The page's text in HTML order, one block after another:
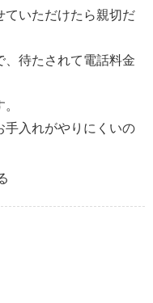
燥
、ランプ明／暗切
、ＡＣアダプター
ニット（電極部）
ていただけたら親切だ
待たされて電話料金
手入れがやりにくいの